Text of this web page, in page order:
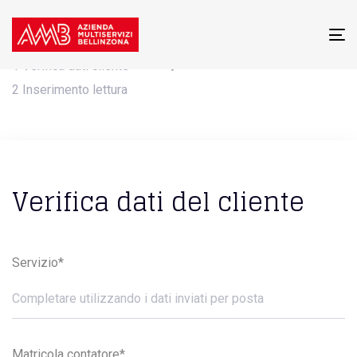
1 Verifica dati cliente
2 Inserimento lettura
Verifica dati del cliente
Servizio*